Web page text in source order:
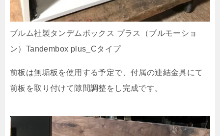
ブルム社製タンデムボックス プラス（ブルモーショ
ン）Tandembox plus_Cタイプ
前板は無垢板を使用する予定で、付属の連結金具にて
前板を取り付けて隙間調整をし完成です。